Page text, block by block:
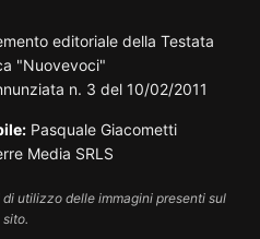
editoriale della Testata
"Nuovevoci"
n. 3 del 10/02/2011
Pasquale Giacometti
Media SRLS
di utilizzo delle immagini presenti sul
sito.